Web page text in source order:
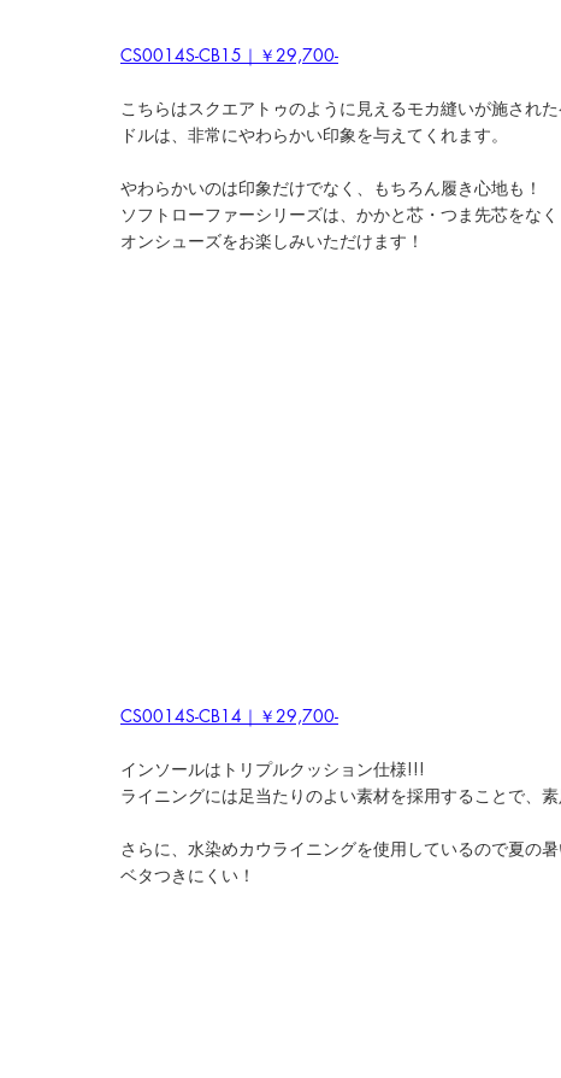
CS0014S-CB15｜￥29,700-
こちらはスクエアトゥのように見えるモカ縫いが施され
ドルは、非常にやわらかい印象を与えてくれます。
やわらかいのは印象だけでなく、もちろん履き心地も！
ソフトローファーシリーズは、かかと芯・つま先芯をな
オンシューズをお楽しみいただけます！
CS0014S-CB14｜￥29,700-
インソールはトリプルクッション仕様!!!
ライニングには足当たりのよい素材を採用することで、
さらに、水染めカウライニングを使用しているので夏の
ベタつきにくい！